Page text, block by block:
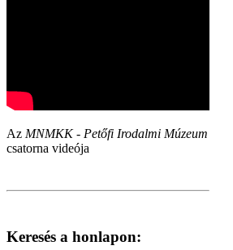
Az MNMKK - Petőfi Irodalmi Múzeum
csatorna videója
Keresés a honlapon: